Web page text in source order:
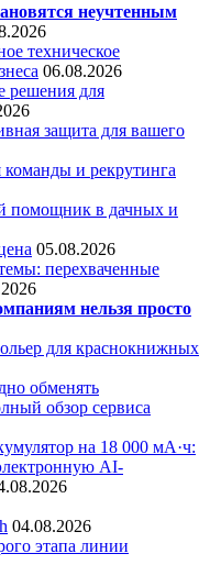
неучтенным
техническое
06.08.2026
решения для
защита для вашего
и рекрутинга
помощник в дачных и
05.08.2026
перехваченные
нельзя просто
для краснокнижных
обменять
обзор сервиса
на 18 000 мА·ч:
AI-
04.08.2026
этапа линии